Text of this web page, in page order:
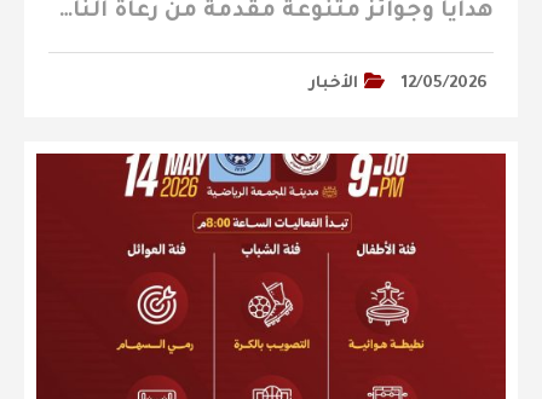
هدايا وجوائز متنوعة مقدمة من رعاة النادي تنتظركم في مباراة الباطن
12/05/2026 الأخبار